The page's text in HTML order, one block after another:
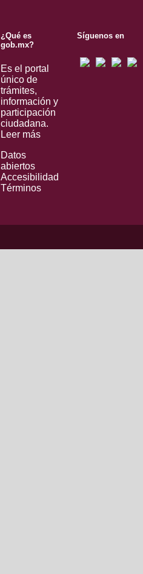
¿Qué es
gob.mx?
Es el portal
único de
trámites,
información y
participación
ciudadana.
Leer más
Datos
abiertos
Accesibilidad
Términos
Síguenos en